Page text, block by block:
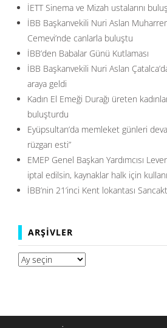
İETT Sinema ve Mizah ustalarını
İBB Başkanvekili Nuri Aslan
Cemevi’nde canlarla buluştu
İBB’den Babalar Günü Kutlaması
İBB Başkanvekili Nuri Aslan
araya geldi
Kadın El Emeği Durağı üreten
buluşturdu
Eyüpsultan’da memleket günleri
rüzgarı esti”
EMEP Genel Başkan Yardımcısı
iptal edilsin, kaynaklar halk için
İBB’nin 21’inci Kent lokantası
ARŞIVLER
Arşivler